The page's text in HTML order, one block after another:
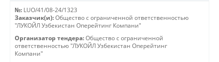
№: LUO/41/08-24/1323
Заказчик(и): Общество с ограниченной ответственностью
"ЛУКОЙЛ Узбекистан Оперейтинг Компани"
Организатор тендера: Общество с ограниченной
ответственностью "ЛУКОЙЛ Узбекистан Оперейтинг
Компани"